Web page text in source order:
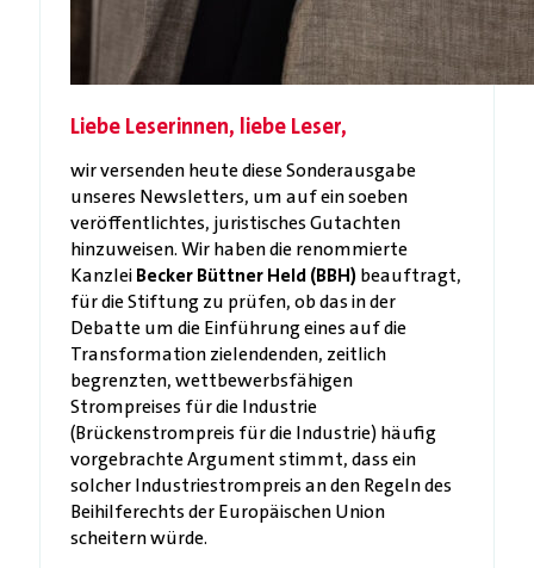
Liebe Leserinnen, liebe Leser,
wir versenden heute diese Sonderausgabe
unseres Newsletters, um auf ein soeben
veröffentlichtes, juristisches Gutachten
hinzuweisen. Wir haben die renommierte
KanzleiBecker Büttner Held (BBH) beauftragt,
für die Stiftung zu prüfen, ob das in der
Debatte um die Einführung eines auf die
Transformation zielendenden, zeitlich
begrenzten, wettbewerbsfähigen
Strompreises für die Industrie
(Brückenstrompreis für die Industrie) häufig
vorgebrachte Argument stimmt, dass ein
solcher Industriestrompreis an den Regeln des
Beihilferechts der Europäischen Union
scheitern würde.